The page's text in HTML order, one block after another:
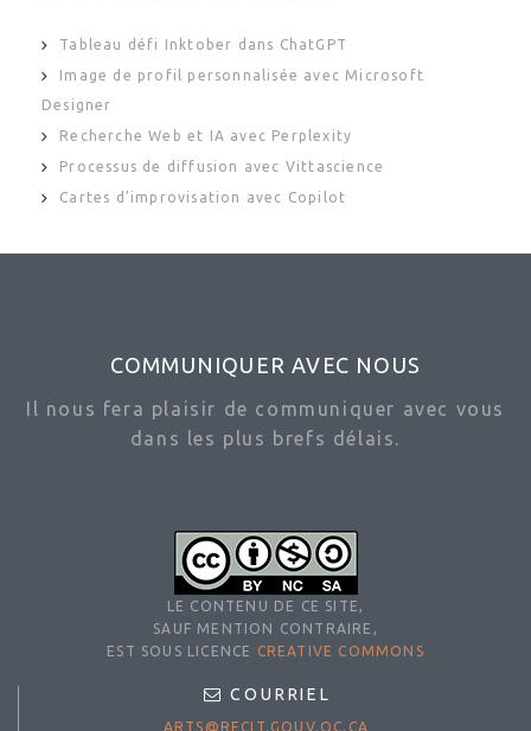
Tableau défi Inktober dans ChatGPT
Image de profil personnalisée avec Microsoft
Designer
Recherche Web et IA avec Perplexity
Processus de diffusion avec Vittascience
Cartes d’improvisation avec Copilot
COMMUNIQUER AVEC NOUS
Il nous fera plaisir de communiquer avec vous
dans les plus brefs délais.
LE CONTENU DE CE SITE,
SAUF MENTION CONTRAIRE,
EST SOUS LICENCE
CREATIVE COMMONS
COURRIEL
ARTS@RECIT.GOUV.QC.CA